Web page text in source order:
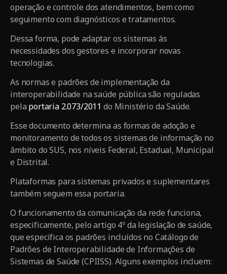
operação e controle dos atendimentos, bem como
seguimento com diagnósticos e tratamentos.
Dessa forma, pode adaptar os sistemas às
necessidades dos gestores e incorporar novas
tecnologias.
As normas e padrões de implementação da
interoperabilidade na saúde pública são reguladas
pela portaria 2.073/2011 do Ministério da Saúde.
Esse documento determina as formas de adoção e
monitoramento de todos os sistemas de informação no
âmbito do SUS, nos níveis Federal, Estadual, Municipal
e Distrital.
Plataformas para sistemas privados e suplementares
também seguem essa portaria.
O funcionamento da comunicação da rede funciona,
especificamente, pelo artigo 4º da legislação de saúde,
que especifica os padrões incluídos no Catálogo de
Padrões de Interoperabilidade de Informações de
Sistemas de Saúde (CPIISS). Alguns exemplos incluem: